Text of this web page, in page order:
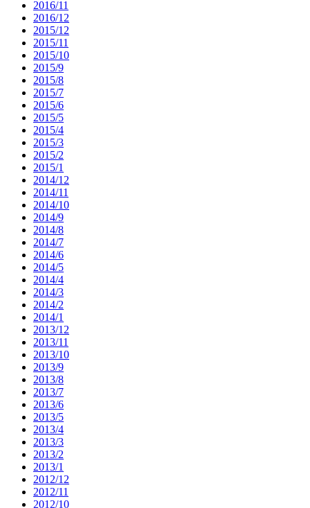
2016/11
2016/12
2015/12
2015/11
2015/10
2015/9
2015/8
2015/7
2015/6
2015/5
2015/4
2015/3
2015/2
2015/1
2014/12
2014/11
2014/10
2014/9
2014/8
2014/7
2014/6
2014/5
2014/4
2014/3
2014/2
2014/1
2013/12
2013/11
2013/10
2013/9
2013/8
2013/7
2013/6
2013/5
2013/4
2013/3
2013/2
2013/1
2012/12
2012/11
2012/10